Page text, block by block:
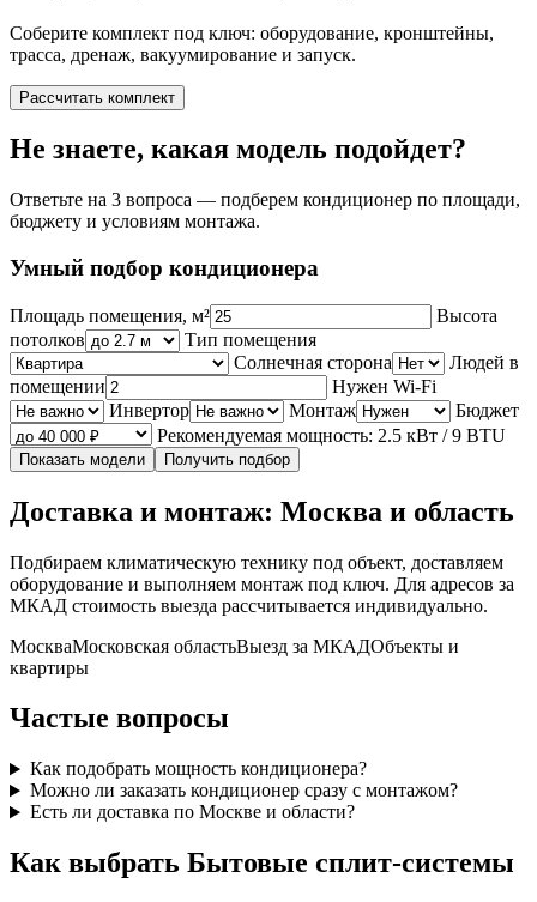
Соберите комплект под ключ: оборудование, кронштейны,
трасса, дренаж, вакуумирование и запуск.
Рассчитать комплект
Не знаете, какая модель подойдет?
Ответьте на 3 вопроса — подберем кондиционер по площади,
бюджету и условиям монтажа.
Умный подбор кондиционера
Площадь помещения, м²
Высота
потолков
Тип помещения
Солнечная сторона
Людей в
помещении
Нужен Wi‑Fi
Инвертор
Монтаж
Бюджет
Рекомендуемая мощность: 2.5 кВт / 9 BTU
Показать модели Получить подбор
Доставка и монтаж: Москва и область
Подбираем климатическую технику под объект, доставляем
оборудование и выполняем монтаж под ключ. Для адресов за
МКАД стоимость выезда рассчитывается индивидуально.
МоскваМосковская областьВыезд за МКАДОбъекты и
квартиры
Частые вопросы
Как подобрать мощность кондиционера?
Можно ли заказать кондиционер сразу с монтажом?
Есть ли доставка по Москве и области?
Как выбрать Бытовые сплит-системы